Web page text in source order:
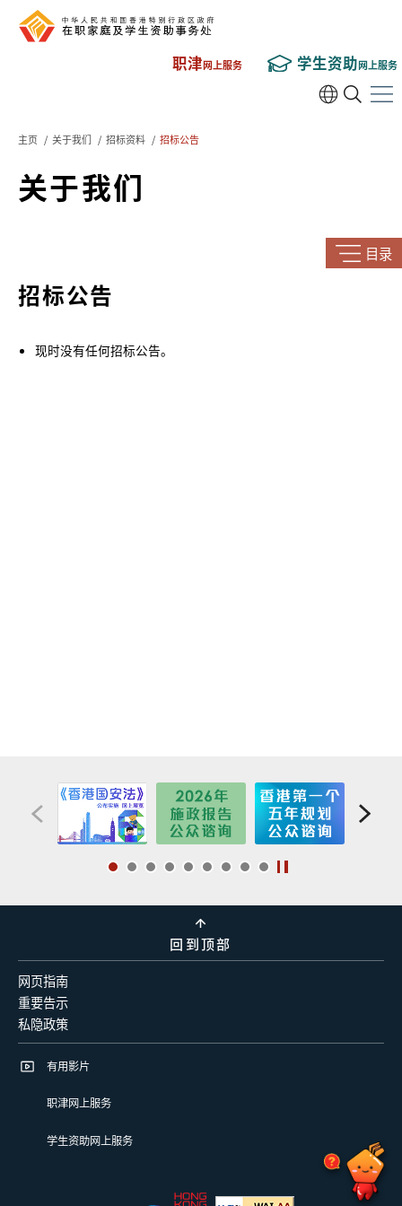
职津网上服务 学生资助网上服务
主页 / 关于我们 / 招标资料 / 招标公告
关于我们
目录
招标公告
现时没有任何招标公告。
回到顶部
网页指南
重要告示
私隐政策
有用影片
职津网上服务
学生资助网上服务